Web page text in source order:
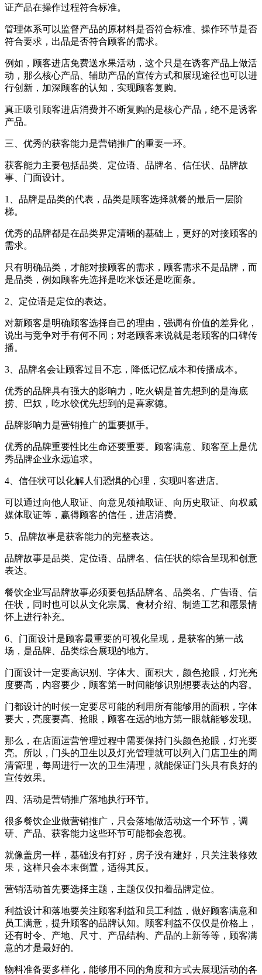
证产品在操作过程符合标准。
管理体系可以监督产品的原材料是否符合标准、操作环节是否
符合要求，出品是否符合顾客的需求。
例如，顾客进店免费送水果活动，这个只是在诱客产品上做活
动，那么核心产品、辅助产品的宣传方式和展现途径也可以进
行创新，加深顾客的认知，实现顾客复购。
真正吸引顾客进店消费并不断复购的是核心产品，绝不是诱客
产品。
三、优秀的获客能力是营销推广的重要一环。
获客能力主要包括品类、定位语、品牌名、信任状、品牌故
事、门面设计。
1、品牌是品类的代表，品类是顾客选择就餐的最后一层阶
梯。
优秀的品牌都是在品类界定清晰的基础上，更好的对接顾客的
需求。
只有明确品类，才能对接顾客的需求，顾客需求不是品牌，而
是品类，例如顾客先选择是吃米饭还是吃面条。
2、定位语是定位的表达。
对新顾客是明确顾客选择自己的理由，强调有价值的差异化，
说出与竞争对手有何不同；对老顾客来说就是老顾客的口碑传
播。
3、品牌名会让顾客过目不忘，降低记忆成本和传播成本。
优秀的品牌具有强大的影响力，吃火锅是首先想到的是海底
捞、巴奴，吃水饺优先想到的是喜家德。
品牌影响力是营销推广的重要抓手。
优秀的品牌重要性比生命还要重要。顾客满意、顾客至上是优
秀品牌企业永远追求。
4、信任状可以化解人们恐惧的心理，实现叫客进店。
可以通过向他人取证、向意见领袖取证、向历史取证、向权威
媒体取证等，赢得顾客的信任，进店消费。
5、品牌故事是获客能力的完整表达。
品牌故事是品类、定位语、品牌名、信任状的综合呈现和创意
表达。
餐饮企业写品牌故事必须要包括品牌名、品类名、广告语、信
任状，同时也可以从文化宗属、食材介绍、制造工艺和愿景情
怀上进行补充。
6、门面设计是顾客最重要的可视化呈现，是获客的第一战
场，是品牌、品类综合展现的地方。
门面设计一定要高识别、字体大、面积大，颜色抢眼，灯光亮
度要高，内容要少，顾客第一时间能够识别想要表达的内容。
门都设计的时候一定要尽可能的利用所有能够用的面积，字体
要大，亮度要高、抢眼，顾客在远的地方第一眼就能够发现。
那么，在店面运营管理过程中需要保持门头颜色抢眼，灯光要
亮。所以，门头的卫生以及灯光管理就可以列入门店卫生的周
清管理，每周进行一次的卫生清理，就能保证门头具有良好的
宣传效果。
四、活动是营销推广落地执行环节。
很多餐饮企业做营销推广，只会落地做活动这一个环节，调
研、产品、获客能力这些环节可能都会忽视。
就像盖房一样，基础没有打好，房子没有建好，只关注装修效
果，这样只会本末倒置，适得其反。
营销活动首先要选择主题，主题仅仅扣着品牌定位。
利益设计和落地要关注顾客利益和员工利益，做好顾客满意和
员工满意，提升顾客的品牌认知。顾客利益不仅仅是价格上，
还有时令、产地、尺寸、产品结构、产品的上新等等，顾客满
意的才是最好的。
物料准备要多样化，能够用不同的角度和方式去展现活动的各